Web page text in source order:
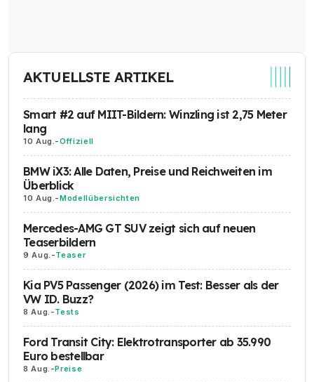
AKTUELLSTE ARTIKEL
Smart #2 auf MIIT-Bildern: Winzling ist 2,75 Meter
lang
10 Aug.-Offiziell
BMW iX3: Alle Daten, Preise und Reichweiten im
Überblick
10 Aug.-Modellübersichten
Mercedes-AMG GT SUV zeigt sich auf neuen
Teaserbildern
9 Aug. -Teaser
Kia PV5 Passenger (2026) im Test: Besser als der
VW ID. Buzz?
8 Aug. -Tests
Ford Transit City: Elektrotransporter ab 35.990
Euro bestellbar
8 Aug. -Preise